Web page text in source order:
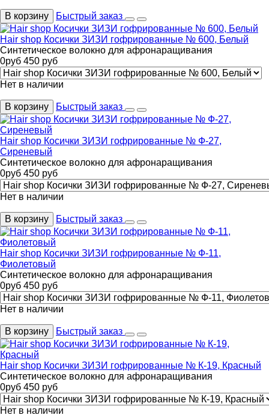
В корзину Быстрый заказ
Hair shop Косички ЗИЗИ гофрированные № 600, Белый
Синтетическое волокно для афронаращивания
0руб 450 руб
Нет в наличии
В корзину Быстрый заказ
Hair shop Косички ЗИЗИ гофрированные № Ф-27,
Сиреневый
Синтетическое волокно для афронаращивания
0руб 450 руб
Нет в наличии
В корзину Быстрый заказ
Hair shop Косички ЗИЗИ гофрированные № Ф-11,
Фиолетовый
Синтетическое волокно для афронаращивания
0руб 450 руб
Нет в наличии
В корзину Быстрый заказ
Hair shop Косички ЗИЗИ гофрированные № К-19, Красный
Синтетическое волокно для афронаращивания
0руб 450 руб
Нет в наличии